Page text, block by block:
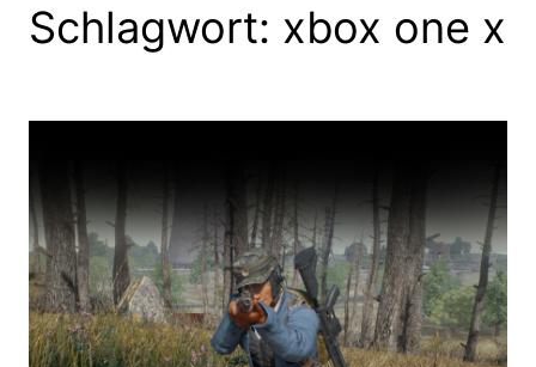
Schlagwort: xbox one x